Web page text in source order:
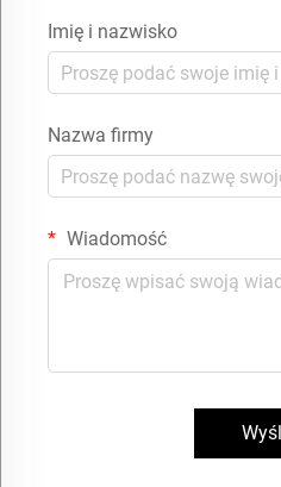
Imię i nazwisko
Nazwa firmy
Wiadomość